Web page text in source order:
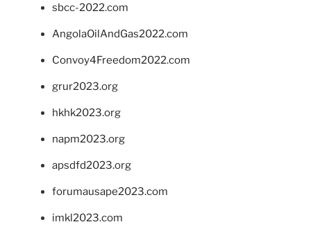
sbcc-2022.com
AngolaOilAndGas2022.com
Convoy4Freedom2022.com
grur2023.org
hkhk2023.org
napm2023.org
apsdfd2023.org
forumausape2023.com
imkl2023.com